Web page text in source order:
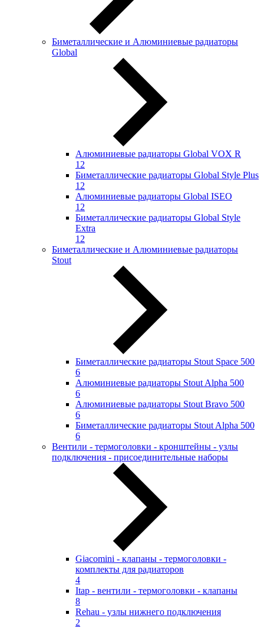
Биметаллические и Алюминиевые радиаторы
Global
Алюминиевые радиаторы Global VOX R
12
Биметаллические радиаторы Global Style Plus
12
Алюминиевые радиаторы Global ISEO
12
Биметаллические радиаторы Global Style
Extra
12
Биметаллические и Алюминиевые радиаторы
Stout
Биметаллические радиаторы Stout Space 500
6
Алюминиевые радиаторы Stout Alpha 500
6
Алюминиевые радиаторы Stout Bravo 500
6
Биметаллические радиаторы Stout Alpha 500
6
Вентили - термоголовки - кронштейны - узлы
подключения - присоединительные наборы
Giacomini - клапаны - термоголовки -
комплекты для радиаторов
4
Itap - вентили - термоголовки - клапаны
8
Rehau - узлы нижнего подключения
2